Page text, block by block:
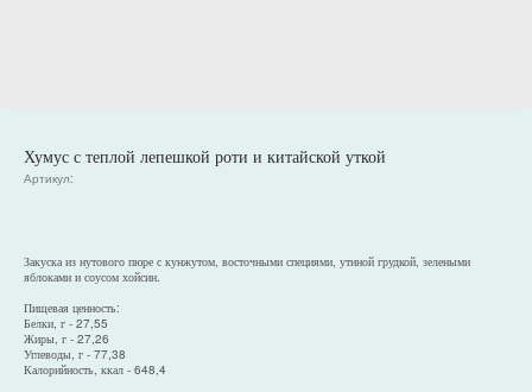
Хумус с теплой лепешкой роти и китайской уткой
Артикул:
Закуска из нутового пюре с кунжутом, восточными специями, утиной грудкой, зелеными
яблоками и соусом хойсин.
Пищевая ценность:
Белки, г - 27,55
Жиры, г - 27,26
Углеводы, г - 77,38
Калорийность, ккал - 648,4
© 2025, Все права защищены.
Согласие на обработку персональных данных
Разработка сайта